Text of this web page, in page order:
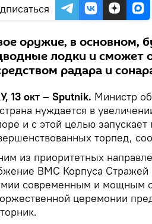
оружие, в основном,
лодки и сможет
радара и
13 окт – Sputnik. Министр
нуждается в
и с этой целью запускает
торпед,
из приоритетных
ВМС Корпуса
современным и мощным
церемонии